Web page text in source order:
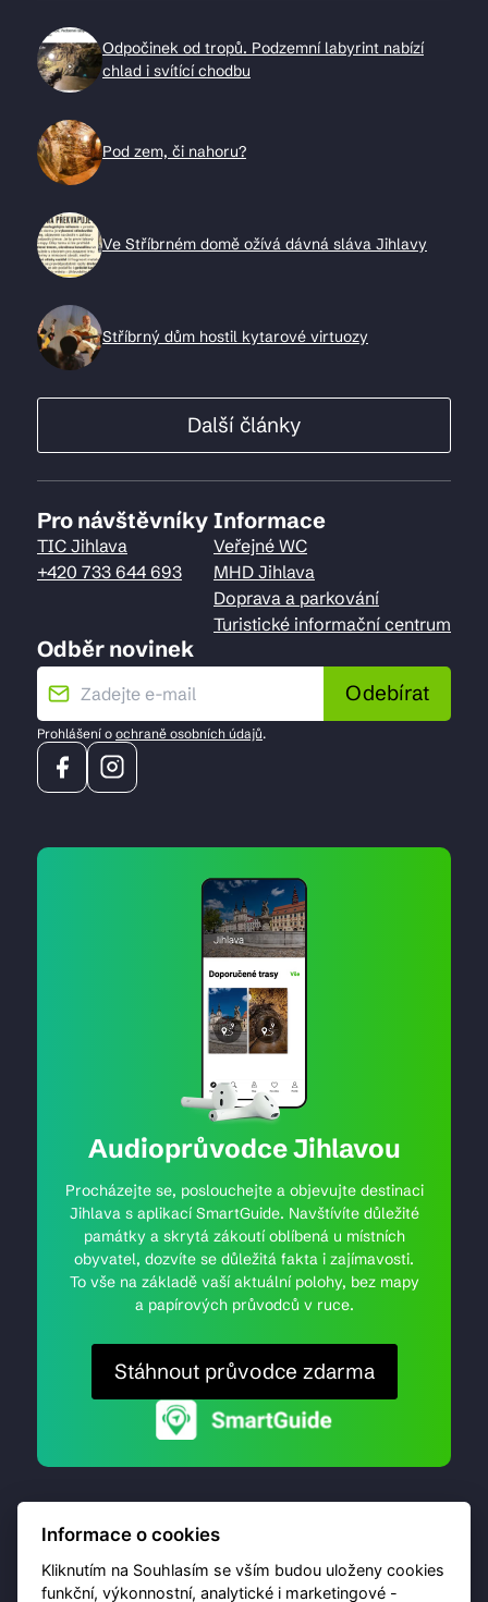
Odpočinek od tropů. Podzemní labyrint nabízí
chlad i svítící chodbu
Pod zem, či nahoru?
Ve Stříbrném domě ožívá dávná sláva Jihlavy
Stříbrný dům hostil kytarové virtuozy
Další články
Pro návštěvníky
TIC Jihlava
+420 733 644 693
Informace
Veřejné WC
MHD Jihlava
Doprava a parkování
Turistické informační centrum
Odběr novinek
Odebírat
Prohlášení o ochraně osobních údajů.
Audioprůvodce Jihlavou
Procházejte se, poslouchejte a objevujte destinaci
Jihlava s aplikací SmartGuide. Navštívíte důležité
památky a skrytá zákoutí oblíbená u místních
obyvatel, dozvíte se důležitá fakta i zajímavosti.
To vše na základě vaší aktuální polohy, bez mapy
a papírových průvodců v ruce.
Stáhnout průvodce zdarma
Informace o cookies
Kliknutím na Souhlasím se vším budou uloženy cookies
funkční, výkonnostní, analytické i marketingové -